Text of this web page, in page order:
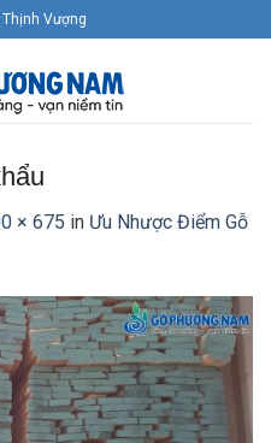
Vượng
× 675 in Ưu Nhược Điểm Gỗ